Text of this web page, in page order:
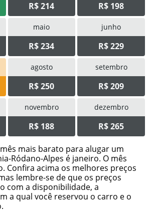
R$ 214 R$ 198
maio
R$ 234
junho
R$ 229
agosto
R$ 250
setembro
R$ 209
novembro
R$ 188
dezembro
R$ 265
mais barato para alugar um
Ródano-Alpes é janeiro. O mês
Confira acima os melhores preços
lembre-se de que os preços
com a disponibilidade, a
a qual você reservou o carro e o